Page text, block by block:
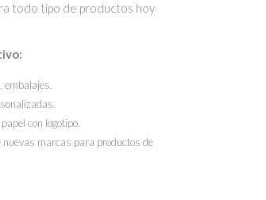
todo tipo de productos hoy
embalajes.
con logotipo.
nuevas marcas para productos de